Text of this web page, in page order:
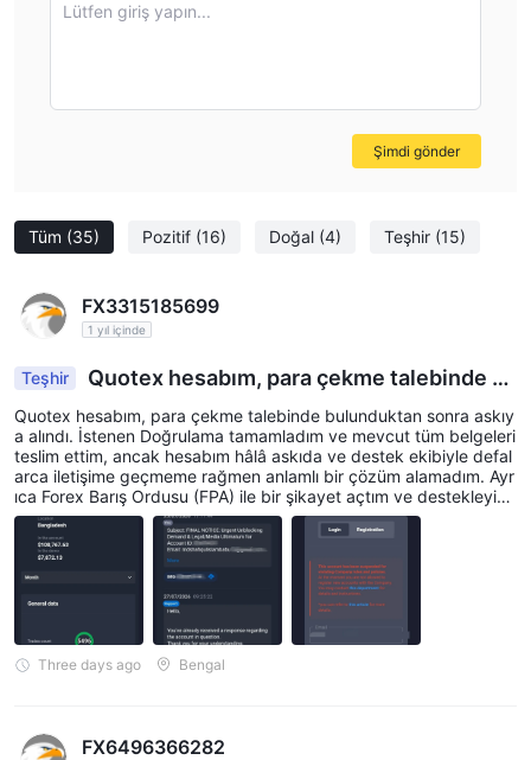
Tüm (35) Pozitif (16) Doğal (4) Teşhir (15)
FX3315185699
1 yıl içinde
Teşhir
Quotex hesabım, para çekme talebinde b
ulunduktan sonra askıya alındı.
Quotex hesabım, para çekme talebinde bulunduktan sonra askıy
a alındı. İstenen Doğrulama tamamladım ve mevcut tüm belgeleri
teslim ettim, ancak hesabım hâlâ askıda ve destek ekibiyle defal
arca iletişime geçmeme rağmen anlamlı bir çözüm alamadım. Ayr
ıca Forex Barış Ordusu (FPA) ile bir şikayet açtım ve destekleyici
kanıtlar sundum. Umarım Quotex şikayetimi adil bir şekilde incele
r ve bu anlaşmazlığı çözer.
Three days ago Bengal
FX6496366282
Lütfen giriş yapın...
Şimdi gönder